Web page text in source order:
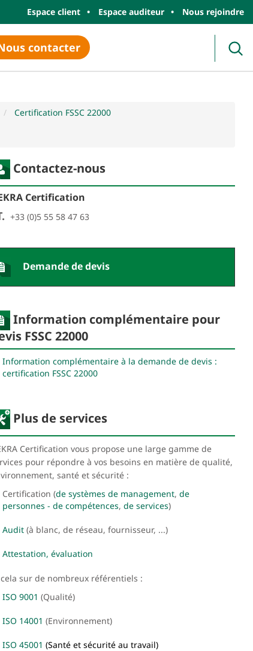
Espace client Espace auditeur Nous rejoindre
contacter
Certification FSSC 22000
Contactez-nous
Certification
+33 (0)5 55 58 47 63
Demande de devis
Information complémentaire pour
FSSC 22000
Information complémentaire à la demande de devis :
certification FSSC 22000
Plus de services
Certification vous propose une large gamme de
pour répondre à vos besoins en matière de qualité,
santé et sécurité :
Certification (de systèmes de management, de
personnes - de compétences, de services)
Audit (à blanc, de réseau, fournisseur, ...)
Attestation, évaluation
sur de nombreux référentiels :
ISO 9001 (Qualité)
ISO 14001 (Environnement)
ISO 45001 (Santé et sécurité au travail)